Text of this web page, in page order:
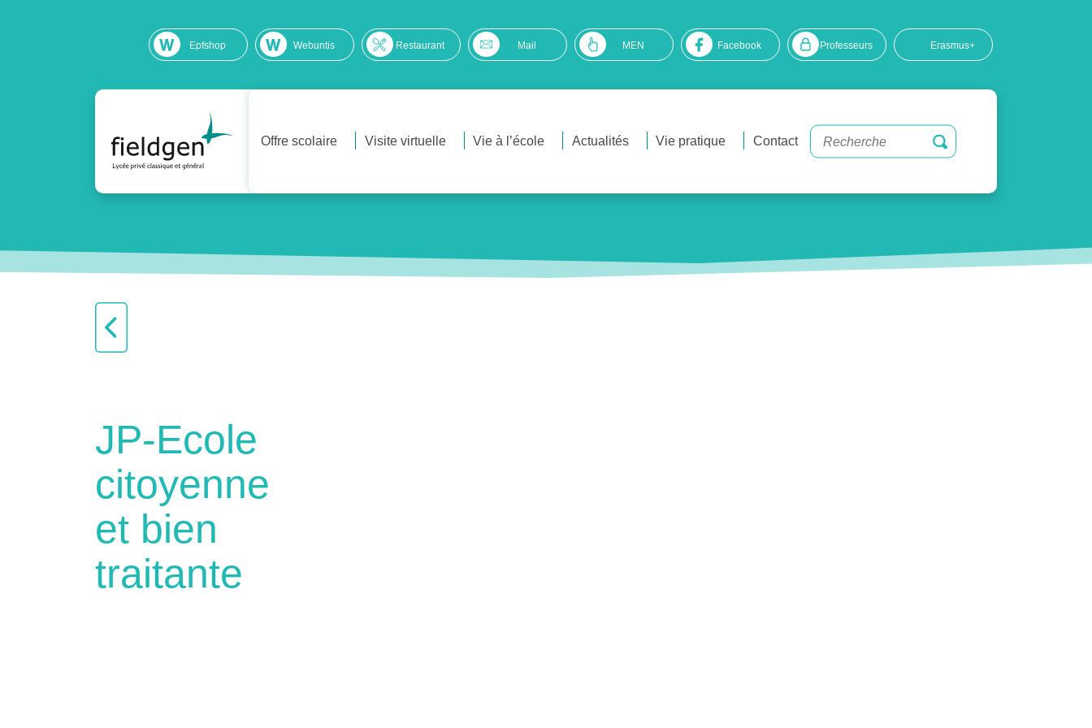
Epfshop Webuntis Restaurant Mail MEN Facebook Professeurs Erasmus+
Offre scolaire Visite virtuelle Vie à l’école Actualités Vie pratique Contact
JP-Ecole
citoyenne
et bien
traitante